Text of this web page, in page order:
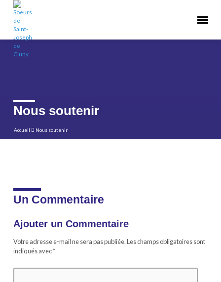
Nous soutenir
Accueil Nous soutenir
soutenir
Un Commentaire
Ajouter un Commentaire
Votre adresse e-mail ne sera pas publiée.Les champs obligatoires sont
indiqués avec*